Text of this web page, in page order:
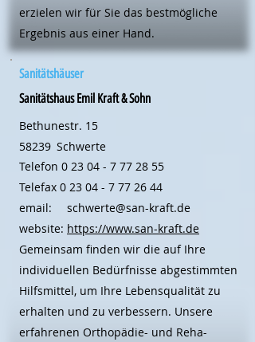
erzielen wir für Sie das bestmögliche
Ergebnis aus einer Hand.
Sanitätshäuser
Sanitätshaus Emil Kraft & Sohn
Bethunestr. 15
58239 Schwerte
Telefon 0 23 04 - 7 77 28 55
Telefax 0 23 04 - 7 77 26 44
email:
website:
schwerte@san-kraft.de
https://www.san-kraft.de
Gemeinsam finden wir die auf Ihre
individuellen Bedürfnisse abgestimmten
Hilfsmittel, um Ihre Lebensqualität zu
erhalten und zu verbessern. Unsere
erfahrenen Orthopädie- und Reha-